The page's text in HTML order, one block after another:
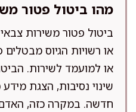
מהו ביטול פטור
ביטול פטור משירות
או רשויות הגיוס
או למועמד לשירות.
שינוי נסיבות, הצגת
חדשה. במקרה כזה, האדם